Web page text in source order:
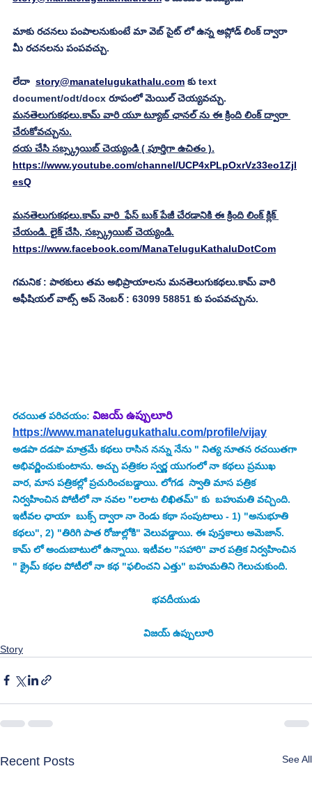
మాకు రచనలు పంపాలనుకుంటే మా వెబ్ సైట్ లో ఉన్న అప్లోడ్ లింక్ ద్వారా
మీ రచనలను పంపవచ్చు.
లేదా story@manatelugukathalu.com కు text
document/odt/docx రూపంలో మెయిల్ చెయ్యవచ్చు.
మనతెలుగుకథలు.కామ్ వారి యూ ట్యూబ్ ఛానల్ ను ఈ క్రింది లింక్ ద్వారా
చేరుకోవచ్చును.
దయ చేసి సబ్స్క్రయిబ్ చెయ్యండి ( పూర్తిగా ఉచితం ).
https://www.youtube.com/channel/UCP4xPLpOxrVz33eo1Zjl
esQ
మనతెలుగుకథలు.కామ్ వారి  ఫేస్ బుక్ పేజీ చేరడానికి ఈ క్రింది లింక్ క్లిక్
చేయండి. లైక్ చేసి, సబ్స్క్రయిబ్ చెయ్యండి.
https://www.facebook.com/ManaTeluguKathaluDotCom
గమనిక : పాఠకులు తమ అభిప్రాయాలను మనతెలుగుకథలు.కామ్ వారి
అఫీషియల్ వాట్స్ అప్ నెంబర్ : 63099 58851 కు పంపవచ్చును.
రచయిత పరిచయం: విజయ్ ఉప్పులూరి
https://www.manatelugukathalu.com/profile/vijay
అడపా దడపా మాత్రమే కథలు రాసిన నన్ను నేను " నిత్య నూతన రచయితగా
అభివర్ణించుకుంటాను. అచ్చు పత్రికల స్వర్ణ యుగంలో నా కథలు ప్రముఖ
వార, మాస పత్రికల్లో ప్రచురించబడ్డాయి. లోగడ  స్వాతి మాస పత్రిక
నిర్వహించిన పోటీలో నా నవల "లలాట లిఖితమ్" కు  బహుమతి వచ్చింది.
ఇటీవల ఛాయా  బుక్స్ ద్వారా నా రెండు కథా సంపుటాలు - 1) "అనుభూతి
కథలు", 2) "తిరిగి పాత రోజుల్లోకి" వెలువడ్డాయి. ఈ పుస్తకాలు అమెజాన్.
కామ్ లో అందుబాటులో ఉన్నాయి. ఇటీవల "సహారి" వార పత్రిక నిర్వహించిన
" క్రైమ్ కథల పోటీలో నా కథ "ఫలించని ఎత్తు" బహుమతిని గెలుచుకుంది.
                                                  భవదీయుడు
                                               విజయ్ ఉప్పులూరి
Story
Recent Posts See All